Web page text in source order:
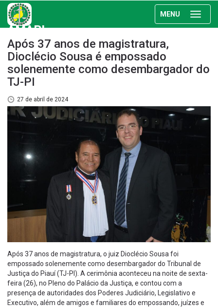
MENU
AMAPI
Após 37 anos de magistratura,
Dioclécio Sousa é empossado
solenemente como desembargador do
TJ-PI
27 de abril de 2024
Após 37 anos de magistratura, o juiz Dioclécio Sousa foi
empossado solenemente como desembargador do Tribunal de
Justiça do Piauí (TJ-PI). A cerimônia aconteceu na noite de sexta-
feira (26), no Pleno do Palácio da Justiça, e contou com a
presença de autoridades dos Poderes Judiciário, Legislativo e
Executivo, além de amigos e familiares do empossando, juízes e